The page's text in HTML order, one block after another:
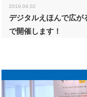
2019.04.02
デジタルえほんで広
で開催します！